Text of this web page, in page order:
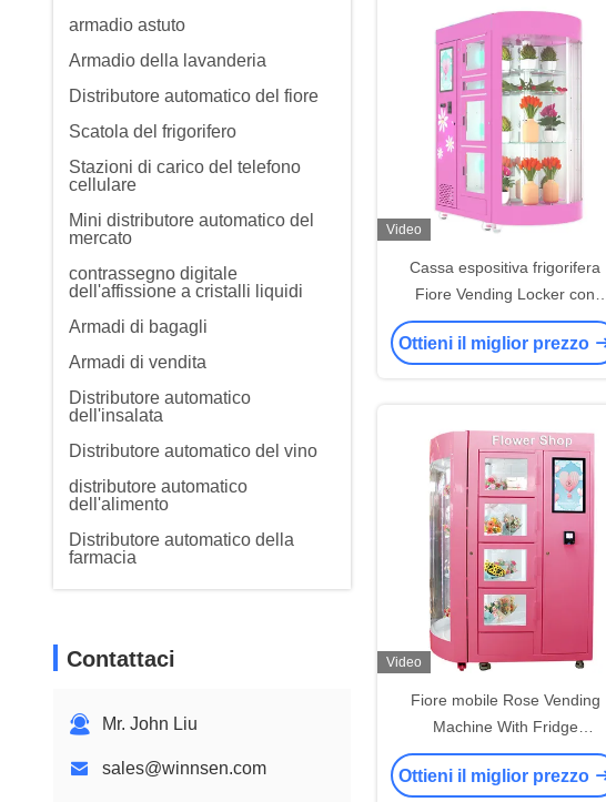
armadio astuto
Armadio della lavanderia
Distributore automatico del fiore
Scatola del frigorifero
Stazioni di carico del telefono
cellulare
Mini distributore automatico del
mercato
contrassegno digitale
dell'affissione a cristalli liquidi
Armadi di bagagli
Armadi di vendita
Distributore automatico
dell'insalata
Distributore automatico del vino
distributore automatico
dell'alimento
Distributore automatico della
farmacia
Contattaci
Mr. John Liu
sales@winnsen.com
Video
Cassa espositiva frigorifera
Fiore Vending Locker con
frigorifero raffreddatore frigo
Ottieni il miglior prezzo
Video
Fiore mobile Rose Vending
Machine With Fridge
dell'esposizione e finestra
trasparente AC120V
Ottieni il miglior prezzo